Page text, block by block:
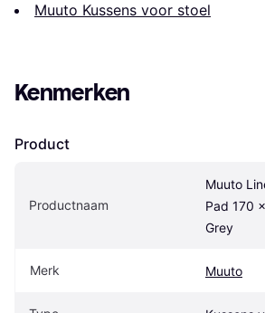
Muuto Kussens voor stoel
Kenmerken
Product
Productnaam
Muuto
Pad 170
Grey
Merk Muuto